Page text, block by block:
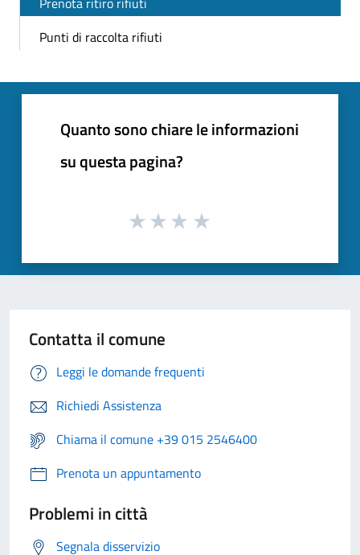
Punti di raccolta rifiuti
Quanto sono chiare le informazioni
su questa pagina?
Contatta il comune
Leggi le domande frequenti
Richiedi Assistenza
Chiama il comune +39 015 2546400
Prenota un appuntamento
Problemi in città
Segnala disservizio